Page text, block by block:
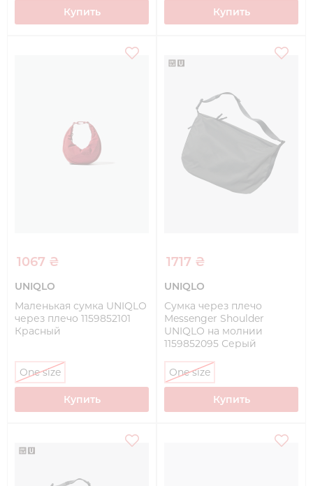
Купить Купить
1067 ₴
UNIQLO
Маленькая сумка UNIQLO
через плечо 1159852101
Красный
One size
Купить
1717 ₴
UNIQLO
Сумка через плечо
Messenger Shoulder
UNIQLO на молнии
1159852095 Серый
One size
Купить